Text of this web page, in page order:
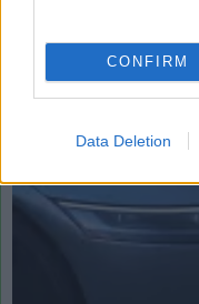
CONFIRM
Data Deletion